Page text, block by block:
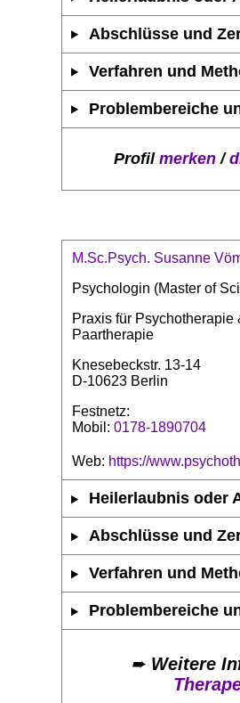
Abschlüsse und
Verfahren und
Problembereiche
Profil merken/
M.Sc.Psych. Susanne
Psychologin (Master of
Praxis für Psychotherapie
Paartherapie
Knesebeckstr. 13-14
D-10623 Berlin
Festnetz:
Mobil: 0178-1890704
Web: https://
Heilerlaubnis oder
Abschlüsse und
Verfahren und
Problembereiche
➨ Weitere